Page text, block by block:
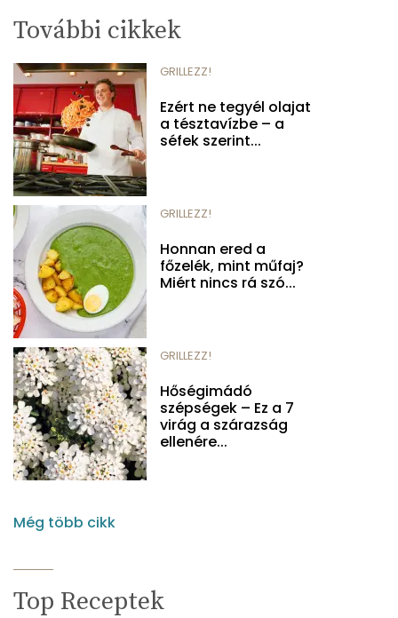
További cikkek
GRILLEZZ!
Ezért ne tegyél olajat
a tésztavízbe – a
séfek szerint...
GRILLEZZ!
Honnan ered a
főzelék, mint műfaj?
Miért nincs rá szó...
GRILLEZZ!
Hőségimádó
szépségek – Ez a 7
virág a szárazság
ellenére...
Még több cikk
Top Receptek